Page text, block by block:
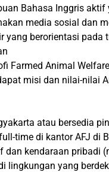
Bahasa Inggris
media sosial dan
yang berorientasi pada
Farmed Animal
misi dan nilai-nilai
atau bersedia
time di kantor AFJ di
dan kendaraan pribadi
lingkungan yang